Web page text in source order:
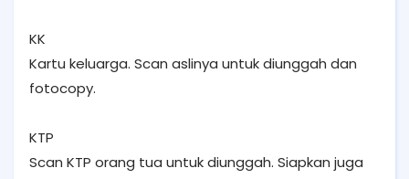
KK
Kartu keluarga. Scan aslinya untuk diunggah dan
fotocopy.
KTP
Scan KTP orang tua untuk diunggah. Siapkan juga